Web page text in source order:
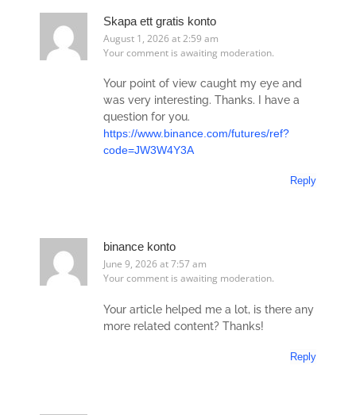
Skapa ett gratis konto
August 1, 2026 at 2:59 am
Your comment is awaiting moderation.
Your point of view caught my eye and
was very interesting. Thanks. I have a
question for you.
https://www.binance.com/futures/ref?
code=JW3W4Y3A
Reply
binance konto
June 9, 2026 at 7:57 am
Your comment is awaiting moderation.
Your article helped me a lot, is there any
more related content? Thanks!
Reply